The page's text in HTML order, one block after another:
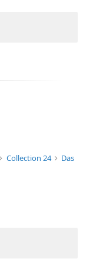
Collection 24
Das